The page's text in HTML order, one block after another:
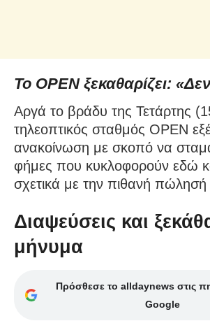
Το OPEN ξεκαθαρίζει:
Αργά το βράδυ της Τετάρτης
τηλεοπτικός σταθμός OPEN
ανακοίνωση με σκοπό να
φήμες που κυκλοφορούν εδώ
σχετικά με την πιθανή πώλησή
Διαψεύσεις και
μήνυμα
Πρόσθεσε το alldaynews στις
Google